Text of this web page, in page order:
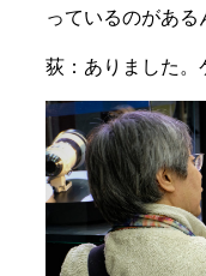
っているのがある
荻：ありました。